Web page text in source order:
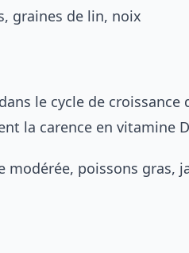
graines de lin, noix
le cycle de
la carence en vitamine D
modérée, poissons gras,